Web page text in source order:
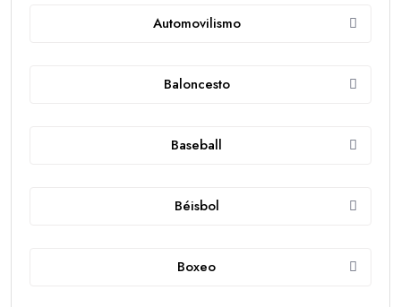
Automovilismo
Baloncesto
Baseball
Béisbol
Boxeo